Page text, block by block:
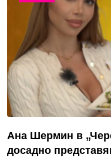
Ана Шермин в
досадно